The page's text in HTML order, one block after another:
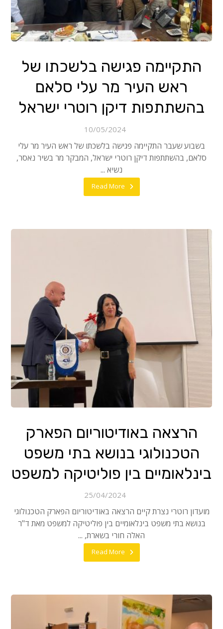
התקיימה פגישה בלשכתו של
ראש העיר מר עלי סלאם
בהשתתפות דיקן רוטרי ישראל
10/05/2024
בשבוע שעבר התקיימה פגישה בלשכתו של ראש העיר מר עלי
סלאם, בהשתתפות דיקן רוטרי ישראל, המבקר מר בשיר נאסר,
נשיא ...
Read More
הרצאה באודיטוריום הפארק
הטכנולוגי בנושא בתי משפט
בינלאומיים בין פוליטיקה למשפט
25/04/2024
מועדון רוטרי נצרת קיים הרצאה באודיטוריום הפארק הטכנולוגי
בנושא בתי משפט בינלאומיים בין פוליטיקה למשפט מאת ד"ר
האלה חורי בשארת, ...
Read More